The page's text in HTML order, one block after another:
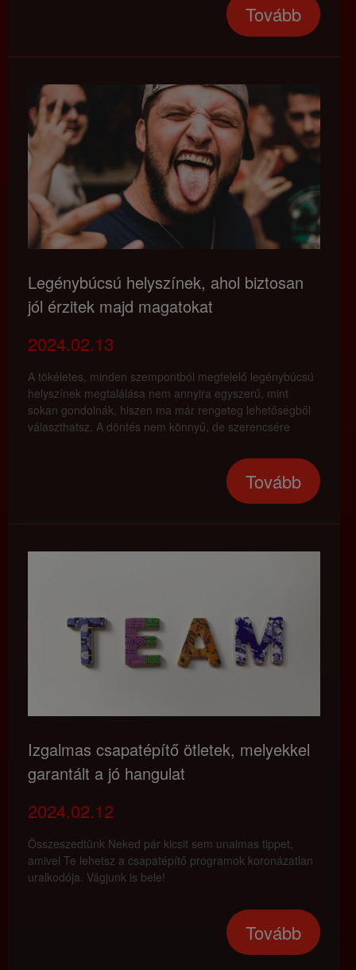
Tovább
Legénybúcsú helyszínek, ahol biztosan
jól érzitek majd magatokat
2024.02.13
A tökéletes, minden szempontból megfelelő legénybúcsú
helyszínek megtalálása nem annyira egyszerű, mint
sokan gondolnák, hiszen ma már rengeteg lehetőségből
választhatsz. A döntés nem könnyű, de szerencsére
Tovább
Izgalmas csapatépítő ötletek, melyekkel
garantált a jó hangulat
2024.02.12
Összeszedtünk Neked pár kicsit sem unalmas tippet,
amivel Te lehetsz a csapatépítő programok koronázatlan
uralkodója. Vágjunk is bele!
Tovább